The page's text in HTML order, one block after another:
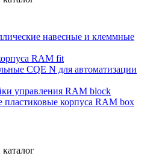
навесные и клеммные
RAM fit
CQE N для автоматизации
управления RAM block
пластиковые корпуса RAM box